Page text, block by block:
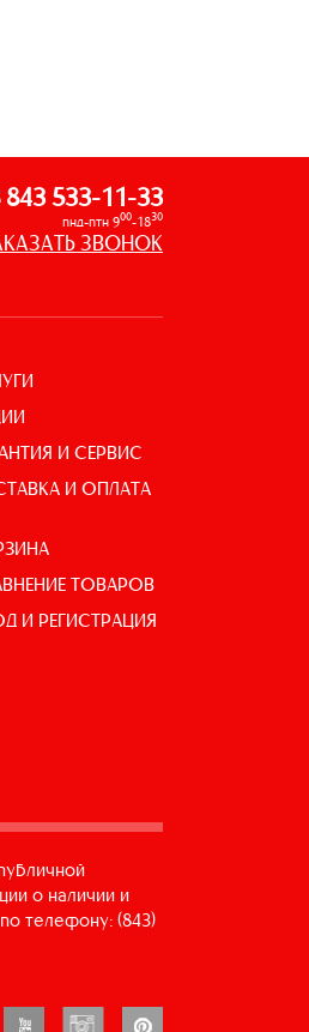
843 533-11-33
пнд-птн 900-1830
ЗВОНОК
И СЕРВИС
И ОПЛАТА
ТОВАРОВ
И РЕГИСТРАЦИЯ
о наличии и
телефону: (843)